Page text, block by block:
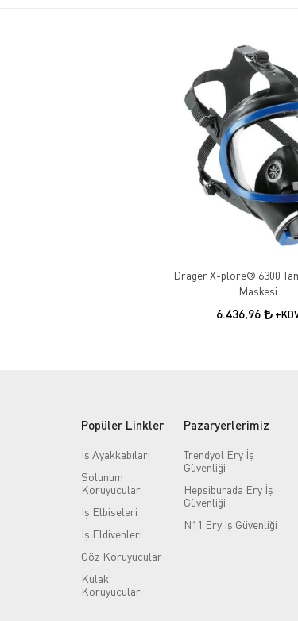
Dräger X-plore® 6300
Maskesi
6.436,96
Popüler Linkler
İş Ayakkabıları
Solunum
Koruyucular
İş Elbiseleri
İş Eldivenleri
Göz Koruyucular
Kulak
Koruyucular
Pazaryerlerimiz
Trendyol Ery İş
Güvenliği
Hepsiburada Ery İş
Güvenliği
N11 Ery İş Güvenliği